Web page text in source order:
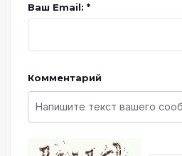
Ваш Email: *
Комментарий